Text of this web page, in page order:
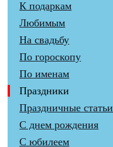
К подаркам
Любимым
На свадьбу
По гороскопу
По именам
Праздники
Праздничные статьи
С днем рождения
С юбилеем